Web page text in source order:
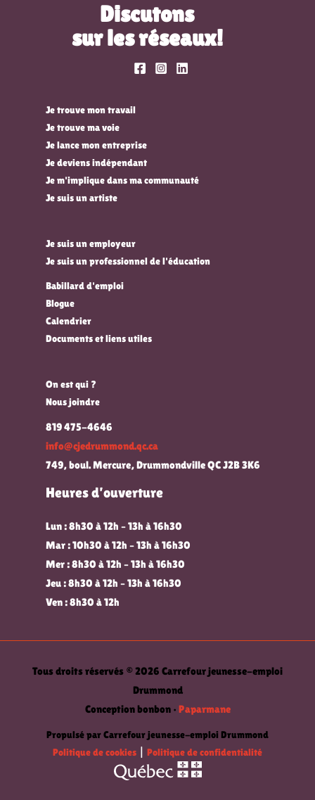
Discutons
sur les réseaux!
Je trouve mon travail
Je trouve ma voie
Je lance mon entreprise
Je deviens indépendant
Je m'implique dans ma communauté
Je suis un artiste
Je suis un employeur
Je suis un professionnel de l'éducation
Babillard d'emploi
Blogue
Calendrier
Documents et liens utiles
On est qui ?
Nous joindre
819 475-4646
info@cjedrummond.qc.ca
749, boul. Mercure, Drummondville QC J2B 3K6
Heures d’ouverture
Lun : 8h30 à 12h – 13h à 16h30
Mar : 10h30 à 12h – 13h à 16h30
Mer : 8h30 à 12h – 13h à 16h30
Jeu : 8h30 à 12h – 13h à 16h30
Ven : 8h30 à 12h
Tous droits réservés © 2026 Carrefour jeunesse-emploi
Drummond
Conception bonbon • Paparmane
Propulsé par Carrefour jeunesse-emploi Drummond
Politique de cookies
Politique de confidentialité